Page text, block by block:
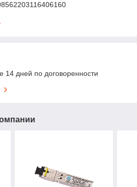
14 дней по договоренности